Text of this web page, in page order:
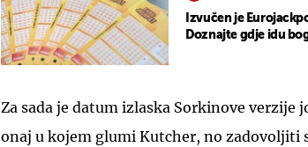
Izvučen je
Doznajte gdje idu
Za sada je datum izlaska Sorkinove verzije
onaj u kojem glumi Kutcher, no zadovoljiti